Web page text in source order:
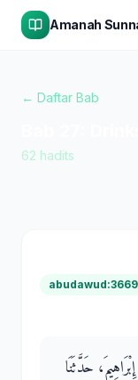
Amanah
← Daftar Bab
62 hadits
abudawud:3669
حَدَّثَنَا